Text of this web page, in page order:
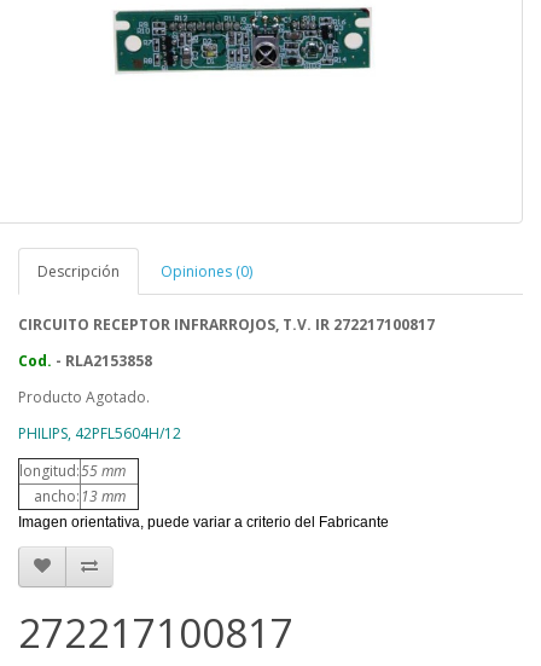
Descripción Opiniones (0)
CIRCUITO RECEPTOR INFRARROJOS, T.V. IR 272217100817
Cod. - RLA2153858
Producto Agotado.
PHILIPS, 42PFL5604H/12
longitud:55 mm
ancho: 13 mm
Imagen orientativa, puede variar a criterio del Fabricante
272217100817